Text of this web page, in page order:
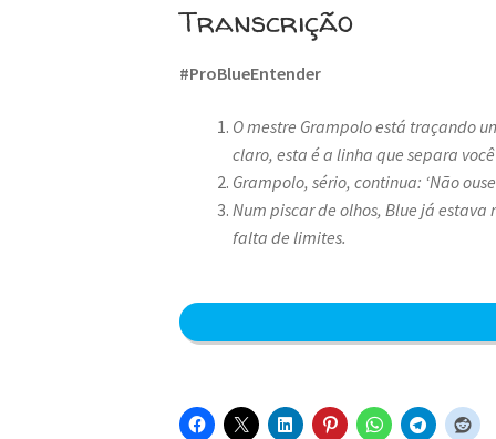
Transcrição
#ProBlueEntender
O mestre Grampolo está traçando
claro, esta é a linha que separa você
Grampolo, sério, continua: ‘Não
Num piscar de olhos, Blue já
falta de limites.